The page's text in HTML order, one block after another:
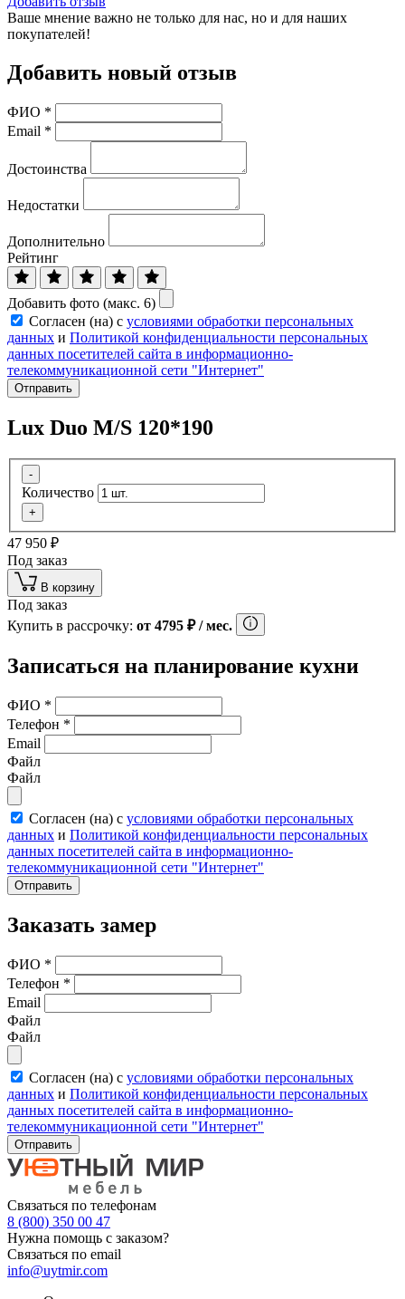
Ваше мнение важно не только для нас, но и для наших
покупателей!
Добавить новый отзыв
ФИО *
Email *
Достоинства
Недостатки
Дополнительно
Рейтинг
Добавить фото (макс. 6)
Согласен (на) с условиями обработки персональных
данных и Политикой конфиденциальности персональных
данных посетителей сайта в информационно-
телекоммуникационной сети "Интернет"
Отправить
Lux Duo M/S 120*190
-
Количество
+
47 950 ₽
Под заказ
В корзину
Под заказ
Купить в рассрочку: от 4795 ₽/ мес.
Записаться на планирование кухни
ФИО *
Телефон *
Email
Файл
Файл
Согласен (на) с условиями обработки персональных
данных и Политикой конфиденциальности персональных
данных посетителей сайта в информационно-
телекоммуникационной сети "Интернет"
Отправить
Заказать замер
ФИО *
Телефон *
Email
Файл
Файл
Согласен (на) с условиями обработки персональных
данных и Политикой конфиденциальности персональных
данных посетителей сайта в информационно-
телекоммуникационной сети "Интернет"
Отправить
Связаться по телефонам
8 (800) 350 00 47
Нужна помощь с заказом?
Связаться по email
info@uytmir.com